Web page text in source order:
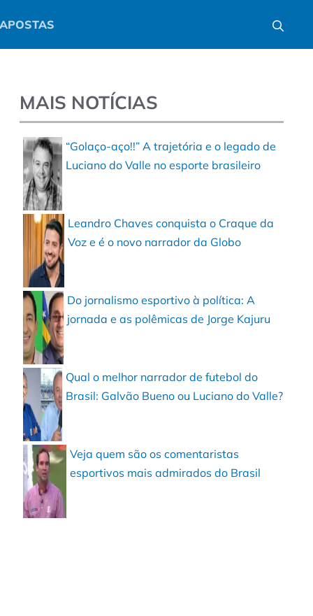
MAIS NOTÍCIAS
“Golaço-aço!!” A trajetória e o legado de
Luciano do Valle no esporte brasileiro
Leandro Chaves conquista o Craque da
Voz e é o novo narrador da Globo
Do jornalismo esportivo à política: A
jornada e as polêmicas de Jorge Kajuru
Qual o melhor narrador de futebol do
Brasil: Galvão Bueno ou Luciano do Valle?
Veja quem são os comentaristas
esportivos mais admirados do Brasil